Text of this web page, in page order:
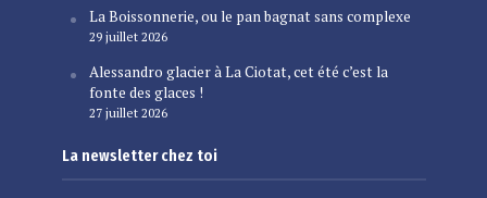
La Boissonnerie, ou le pan bagnat sans complexe
29 juillet 2026
Alessandro glacier à La Ciotat, cet été c’est la
fonte des glaces !
27 juillet 2026
La newsletter chez toi